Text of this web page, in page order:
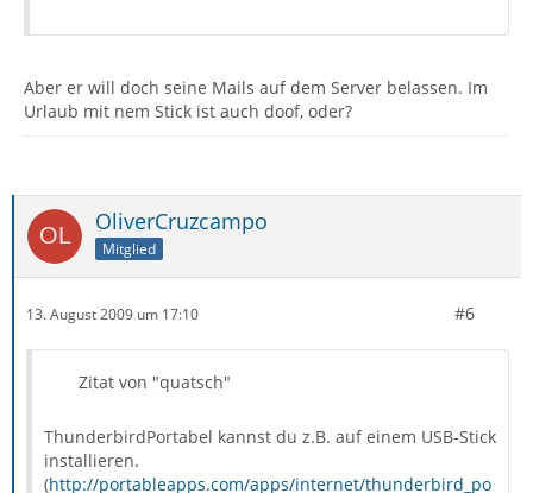
Aber er will doch seine Mails auf dem Server belassen. Im
Urlaub mit nem Stick ist auch doof, oder?
OliverCruzcampo
Mitglied
13. August 2009 um 17:10 #6
Zitat von "quatsch"
ThunderbirdPortabel kannst du z.B. auf einem USB-Stick
installieren.
(http://portableapps.com/apps/internet/thunderbird_po